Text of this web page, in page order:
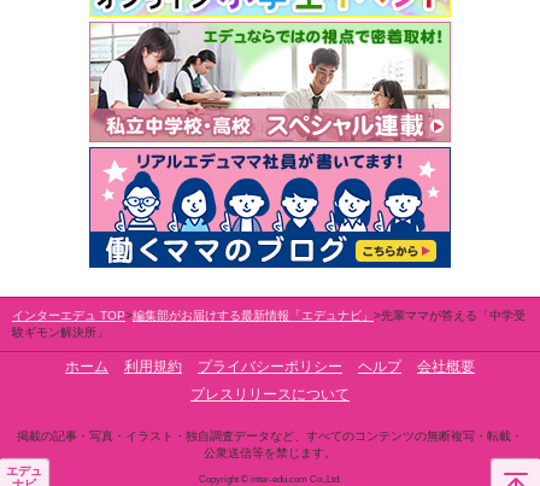
インターエデュ TOP 編集部がお届けする最新情報「エデュナビ」
先輩ママが答える「中学受
験ギモン解決所」
ホーム 利用規約 プライバシーポリシー ヘルプ
会社概要
プレスリリースについて
掲載の記事・写真・イラスト・独自調査データなど、すべてのコンテンツの無断複写・転載・
公衆送信等を禁じます。
Copyright © inter-edu.com Co.,Ltd.
エデュ